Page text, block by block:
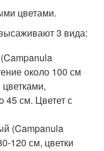
цветами.
3 вида:
около 100 см
45 см. Цветет с
(Campanula
120 см, цветки